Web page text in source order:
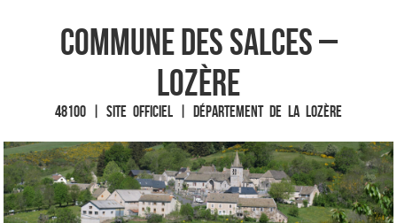
Commune des Salces –
Lozère
48100 | Site officiel | Département de la Lozère